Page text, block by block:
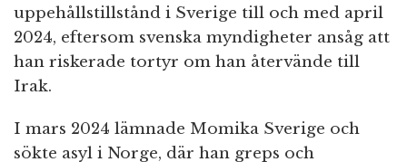
uppehållstillstånd i Sverige till och med april
2024, eftersom svenska myndigheter ansåg att
han riskerade tortyr om han återvände till
Irak.
I mars 2024 lämnade Momika Sverige och
sökte asyl i Norge, där han greps och